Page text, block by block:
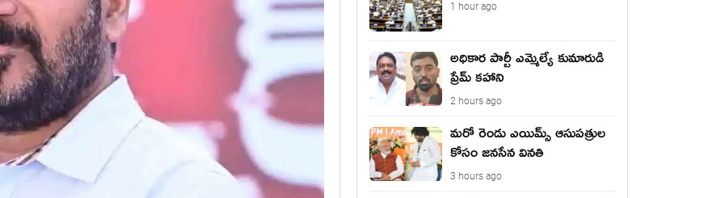
1 hour ago
అధికార పార్టీ ఎమ్మెల్యే కుమారుడి
ప్రేమ్ కహాని
2 hours ago
మరో రెండు ఎయిమ్స్ ఆసుపత్రుల
కోసం జనసేన వినతి
3 hours ago